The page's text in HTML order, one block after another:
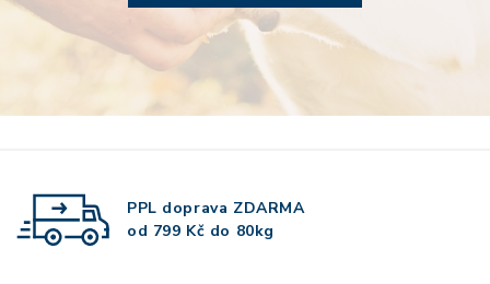
PPL doprava ZDARMA
od 799 Kč do 80kg